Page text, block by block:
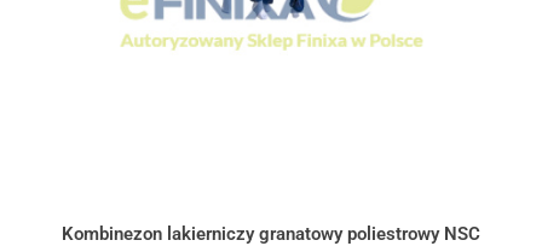
Kombinezon lakierniczy granatowy poliestrowy NSC